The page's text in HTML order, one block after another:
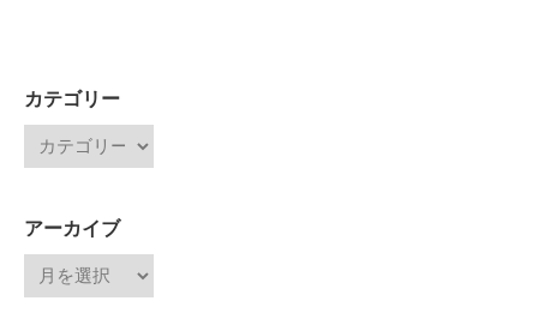
カテゴリー
アーカイブ